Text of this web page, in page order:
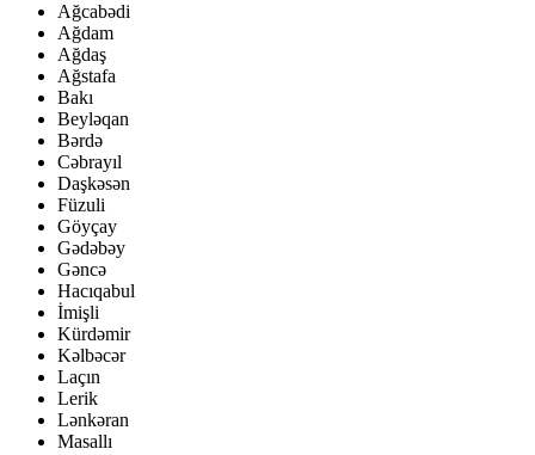
Ağcabədi
Ağdam
Ağdaş
Ağstafa
Bakı
Beyləqan
Bərdə
Cəbrayıl
Daşkəsən
Füzuli
Göyçay
Gədəbəy
Gəncə
Hacıqabul
İmişli
Kürdəmir
Kəlbəcər
Laçın
Lerik
Lənkəran
Masallı